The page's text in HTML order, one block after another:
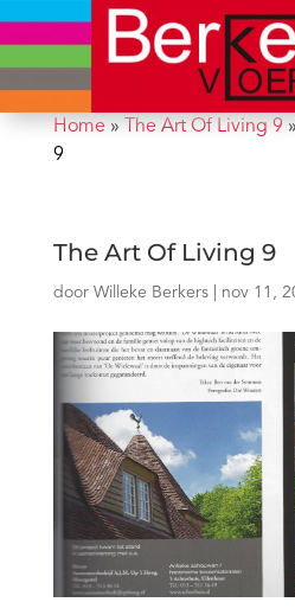
Home» The Art Of Living 9 »
9
The Art Of Living 9
door Willeke Berkers| nov 11,